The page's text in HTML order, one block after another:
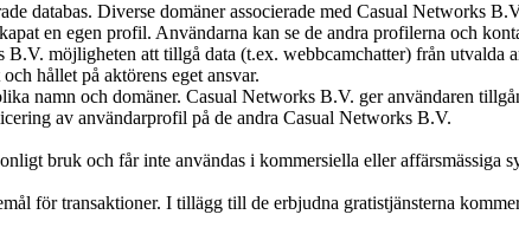
databas. Diverse domäner associerade med Casual Networks
en egen profil. Användarna kan se de andra profilerna och
möjligheten att tillgå data (t.ex. webbcamchatter) från utvalda
hållet på aktörens eget ansvar.
namn och domäner. Casual Networks B.V. ger användaren
av användarprofil på de andra Casual Networks B.V.
bruk och får inte användas i kommersiella eller affärsmässiga
för transaktioner. I tillägg till de erbjudna gratistjänsterna